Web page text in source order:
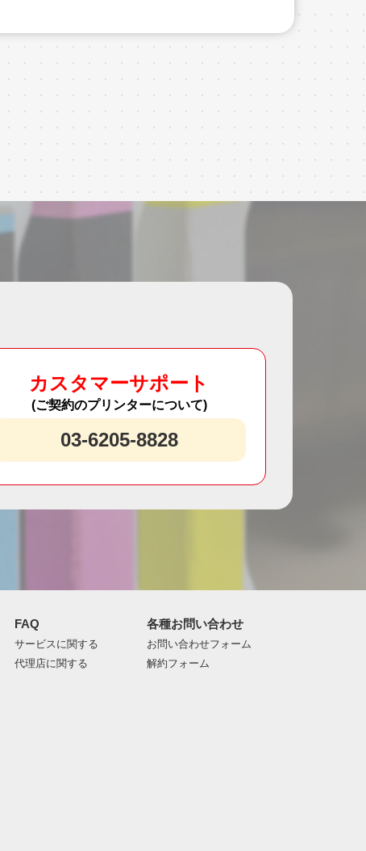
カスタマーサポート
(ご契約のプリンターについて)
03-6205-8828
FAQ
サービスに関する
代理店に関する
各種お問い合わせ
お問い合わせフォーム
解約フォーム